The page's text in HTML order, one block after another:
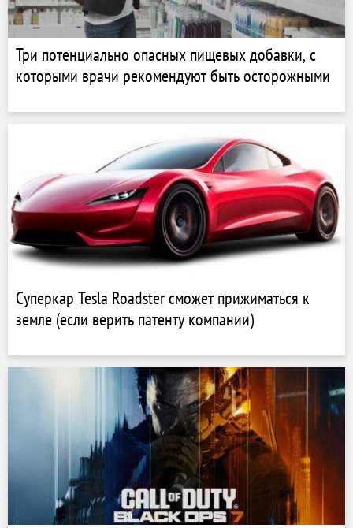
Три потенциально опасных пищевых добавки, с
которыми врачи рекомендуют быть осторожными
Суперкар Tesla Roadster сможет прижиматься к
земле (если верить патенту компании)